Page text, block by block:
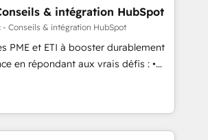
one operating model, delivering
consulting teams in the UK, USA,
France, Belgium, Singapore, and
and 175+ employees.
& intégration HubSpot
- Conseils & intégration HubSpot
PME et ETI à booster durablement
en répondant aux vrais défis : •
avec d’autres outils (ERP,
• Amélioration de la
des données pour des